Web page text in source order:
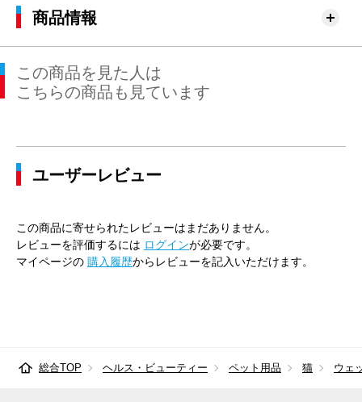
商品情報
この商品を見た人は
こちらの商品も見ています
ユーザーレビュー
この商品に寄せられたレビューはまだありません。
レビューを評価するには ログインが必要です。
マイページの 購入履歴からレビューを記入いただけます。
総合TOP ヘルス・ビューティー ペット用品 猫 ウェ